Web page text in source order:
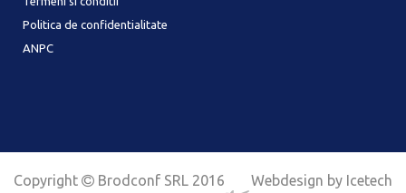
Politica de confidentialitate
ANPC
Copyright Brodconf SRL 2016 Webdesign by Icetech